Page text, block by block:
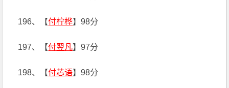
196、【付柠桦】98分
197、【付翌凡】97分
198、【付芯语】98分